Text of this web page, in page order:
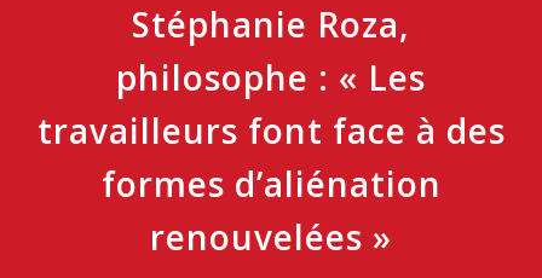
Stéphanie Roza,
philosophe : « Les
travailleurs font face à des
formes d’aliénation
renouvelées »